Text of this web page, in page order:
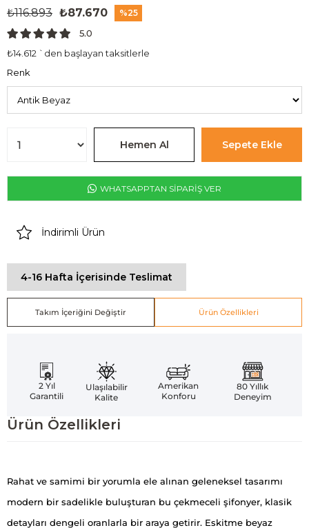
₺116.893 ₺87.670 25
5.0
₺14.612 `den başlayan taksitlerle
Renk
WHATSAPPTAN SİPARİŞ VER
İndirimli Ürün
4-16 Hafta İçerisinde Teslimat
Takım İçeriğini Değiştir Ürün Özellikleri
2 Yıl
Garantili
Ulaşılabilir
Kalite
Amerikan
Konforu
80 Yıllık
Deneyim
Ürün Özellikleri
Rahat ve samimi bir yorumla ele alınan geleneksel tasarımı
modern bir sadelikle buluşturan bu çekmeceli şifonyer, klasik
detayları dengeli oranlarla bir araya getirir. Eskitme beyaz